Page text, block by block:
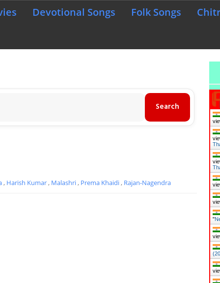
Devotional Songs Folk Songs
, Harish Kumar, Malashri, Prema Khaidi, Rajan-Nagendra
"